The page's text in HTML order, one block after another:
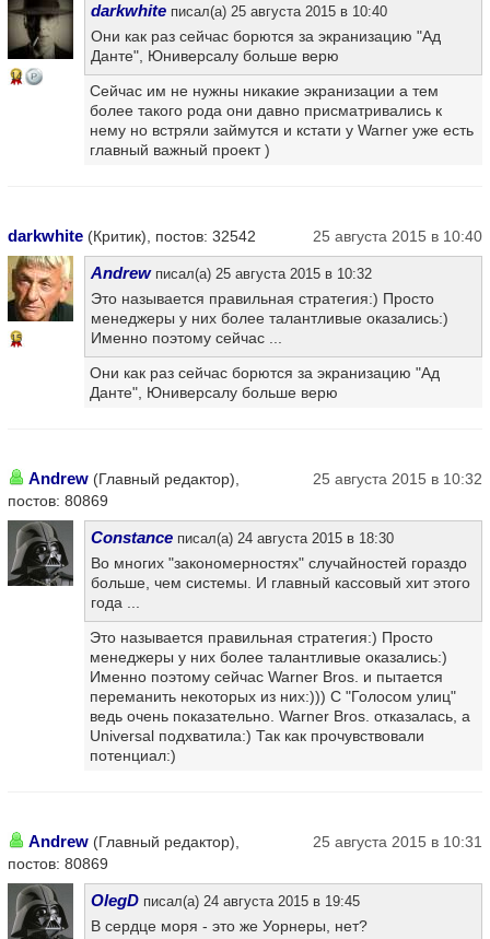
14
darkwhite писал(а) 25 августа 2015 в 10:40
Они как раз сейчас борются за экранизацию "Ад
Данте", Юниверсалу больше верю
Сейчас им не нужны никакие экранизации а тем
более такого рода они давно присматривались к
нему но встряли займутся и кстати у Warner уже есть
главный важный проект )
darkwhite (Критик), постов: 32542 25 августа 2015 в 10:40
15
Andrewписал(а) 25 августа 2015 в 10:32
Это называется правильная стратегия:) Просто
менеджеры у них более талантливые оказались:)
Именно поэтому сейчас ...
Они как раз сейчас борются за экранизацию "Ад
Данте", Юниверсалу больше верю
Andrew (Главный редактор),
постов: 80869
25 августа 2015 в 10:32
Constance писал(а) 24 августа 2015 в 18:30
Во многих "закономерностях" случайностей гораздо
больше, чем системы. И главный кассовый хит этого
года ...
Это называется правильная стратегия:) Просто
менеджеры у них более талантливые оказались:)
Именно поэтому сейчас Warner Bros. и пытается
переманить некоторых из них:))) С "Голосом улиц"
ведь очень показательно. Warner Bros. отказалась, а
Universal подхватила:) Так как прочувствовали
потенциал:)
Andrew (Главный редактор),
постов: 80869
25 августа 2015 в 10:31
OlegD писал(а) 24 августа 2015 в 19:45
В сердце моря - это же Уорнеры, нет?